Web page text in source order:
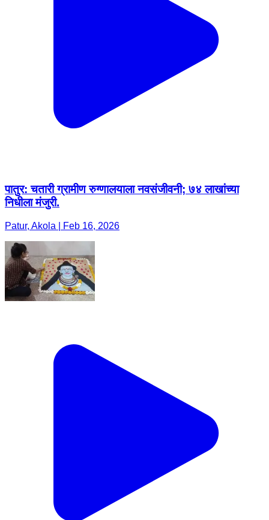
पातुर: चतारी ग्रामीण रुग्णालयाला नवसंजीवनी; ७४ लाखांच्या
निधीला मंजुरी.
Patur, Akola | Feb 16, 2026